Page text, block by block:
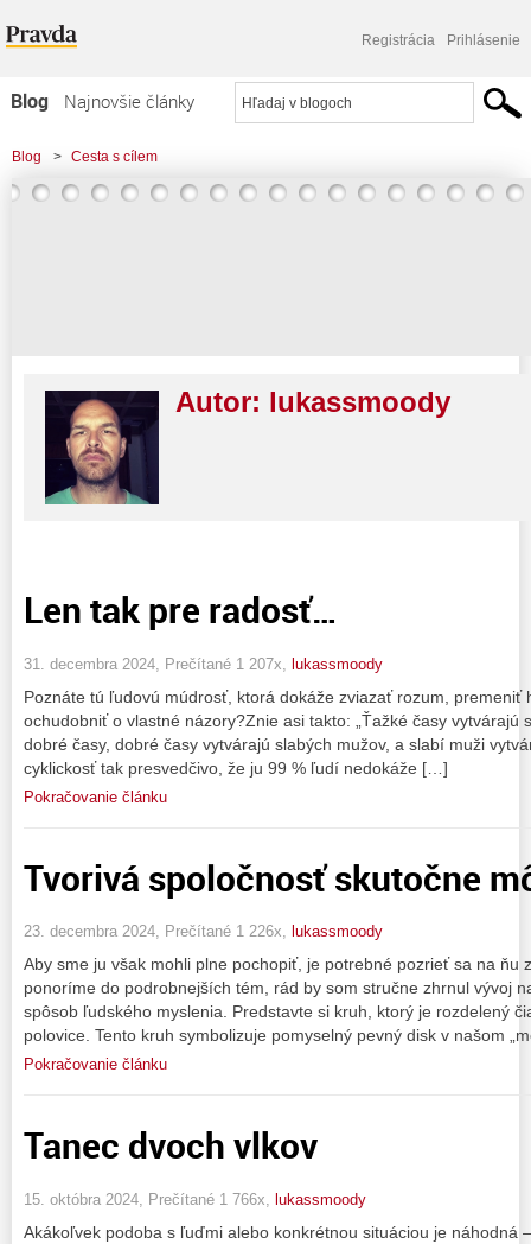
Registrácia Prihlásenie
Blog
Najnovšie články
Najčítanejšie články
Najkomentovanejšie články
Blog > Cesta s cílem
Autor: lukassmoody
Len tak pre radosť…
31. decembra 2024, Prečítané 1 207x, lukassmoody
Poznáte tú ľudovú múdrosť, ktorá dokáže zviazať rozum, premeniť
ochudobniť o vlastné názory?Znie asi takto: „Ťažké časy vytvárajú
dobré časy, dobré časy vytvárajú slabých mužov, a slabí muži
cyklickosť tak presvedčivo, že ju 99 % ľudí nedokáže […]
Pokračovanie článku
Tvorivá spoločnosť skutočne
23. decembra 2024, Prečítané 1 226x, lukassmoody
Aby sme ju však mohli plne pochopiť, je potrebné pozrieť sa na ňu
ponoríme do podrobnejších tém, rád by som stručne zhrnul vývoj
spôsob ľudského myslenia. Predstavte si kruh, ktorý je rozdelený
polovice. Tento kruh symbolizuje pomyselný pevný disk v našom
Pokračovanie článku
Tanec dvoch vlkov
15. októbra 2024, Prečítané 1 766x, lukassmoody
Akákoľvek podoba s ľuďmi alebo konkrétnou situáciou je náhodná